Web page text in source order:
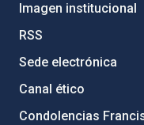
Imagen institucional
RSS
Sede electrónica
Canal ético
Condolencias